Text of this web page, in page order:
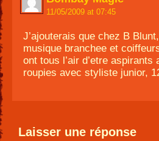
11/05/2009 at 07:45
J’ajouterais que chez B
musique branchee et
ont tous l’air d’etre
roupies avec styliste junior,
Laisser une réponse